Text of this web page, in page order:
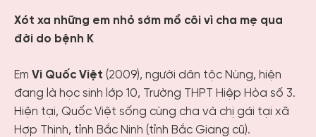
Xót xa những em nhỏ sớm mồ côi vì cha mẹ qua
đời do bệnh K
Em Vi Quốc Việt (2009), người dân tộc Nùng, hiện
đang là học sinh lớp 10, Trường THPT Hiệp Hòa số 3.
Hiện tại, Quốc Việt sống cùng cha và chị gái tại xã
Hợp Thịnh, tỉnh Bắc Ninh (tỉnh Bắc Giang cũ).